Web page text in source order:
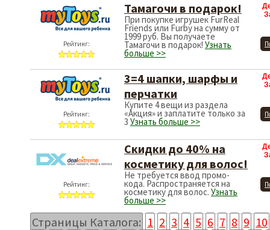
Рейтинг:
Тамагочи в подарок!
При покупке игрушек FurReal
Friends или Furby на сумму от
1999 руб. Вы получаете
Тамагочи в подарок! Узнать
больше >>
Рейтинг:
3=4 шапки, шарфы и
перчатки
Купите 4 вещи из раздела
«Акция» и заплатите только за
3 Узнать больше >>
Рейтинг:
Скидки до 40% на
косметику для волос!
Не требуется ввод промо-
кода. Распространяется на
косметику для волос. Узнать
больше >>
Страницы Каталога: 1 2 3 4 5 6 7 8 9 10